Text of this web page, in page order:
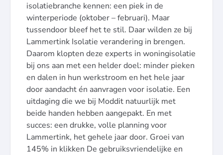
isolatiebranche kennen: een piek in de
winterperiode (oktober – februari). Maar
tussendoor bleef het te stil. Daar wilden ze bij
Lammertink Isolatie verandering in brengen.
Daarom klopten deze experts in woningisolatie
bij ons aan met een helder doel: minder pieken
en dalen in hun werkstroom en het hele jaar
door aandacht én aanvragen voor isolatie. Een
uitdaging die we bij Moddit natuurlijk met
beide handen hebben aangepakt. En met
succes: een drukke, volle planning voor
Lammertink, het gehele jaar door. Groei van
145% in klikken De gebruiksvriendelijke en